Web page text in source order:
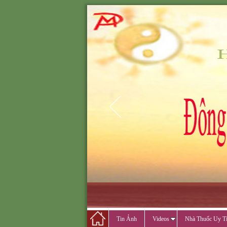
ĐÔNG Y MINH
ĐÔNG Y
Tin Ảnh Videos Nhà Thuốc Uy